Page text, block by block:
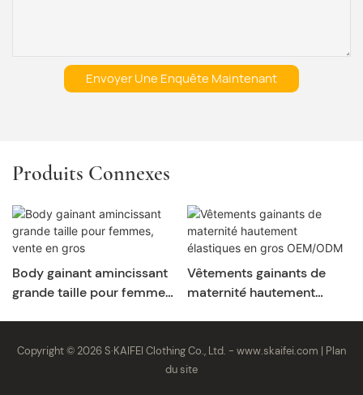
Envoyer Une Enquête Maintenant
Produits Connexes
Body gainant amincissant
grande taille pour femmes,
Vêtements gainants de
maternité hautement
Copyright © 2026 S·KAIFEI Clothing Co., Ltd. - www.skaifei.com | Plan
du site